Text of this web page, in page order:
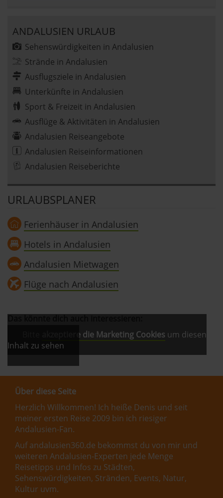
ANDALUSIEN URLAUB
Sehenswürdigkeiten in Andalusien
Strände in Andalusien
Ausflugsziele in Andalusien
Unterkünfte in Andalusien
Sport & Freizeit in Andalusien
Ausflüge & Aktivitäten in Andalusien
Andalusien Reiseangebote
Andalusien Reiseinformationen
Andalusien Reiseberichte
URLAUBSPLANER
Ferienhäuser in Andalusien
Hotels in Andalusien
Andalusien Mietwagen
Flüge nach Andalusien
akzeptiere die Marketing Cookies um diesen
Inhalt zu sehen
Über diese Seite
Herzlich Willkommen! Ich heiße Denis und seit
meiner ersten Reise 2009 bin ich riesiger
Andalusien-Fan.
Auf andalusien360.de bekommst du von mir und
weiteren Andalusien-Experten jede Menge
Reisetipps und Infos zu Städten,
Sehenswürdigkeiten, Stränden, Events, Natur,
Kultur uvm.